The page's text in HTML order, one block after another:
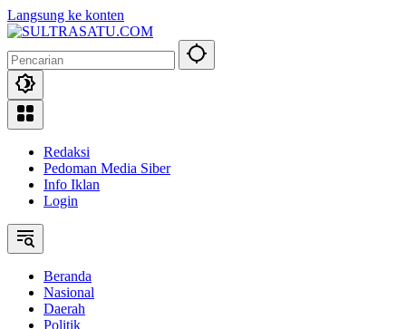
Langsung ke konten
Redaksi
Pedoman Media Siber
Info Iklan
Login
Beranda
Nasional
Daerah
Politik